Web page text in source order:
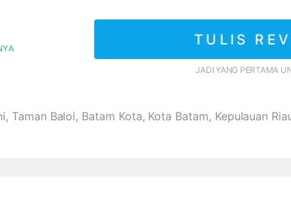
TULIS
JADI YANG PERTAMA
Taman Baloi, Batam Kota, Kota Batam, Kepulauan